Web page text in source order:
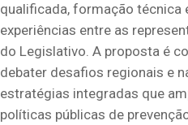
qualificada, formação técnica
experiências entre as
do Legislativo. A proposta é
debater desafios regionais e
estratégias integradas que
políticas públicas de